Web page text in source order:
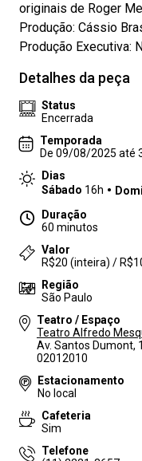
originais de Roger
Produção: Cássio
Produção Executiva:
Detalhes da peça
Status
Encerrada
Temporada
De 09/08/2025 até
Dias
Sábado 16h
Duração
60 minutos
Valor
R$20 (inteira) /
Região
São Paulo
Teatro / Espaço
Teatro Alfredo
Av. Santos Dumont,
02012010
Estacionamento
No local
Cafeteria
Sim
Telefone